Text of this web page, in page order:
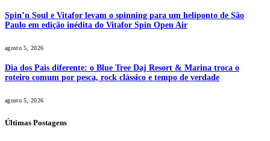
Spin’n Soul e Vitafor levam o spinning para um heliponto de São
Paulo em edição inédita do Vitafor Spin Open Air
agosto 5, 2026
Dia dos Pais diferente: o Blue Tree Daj Resort & Marina troca o
roteiro comum por pesca, rock clássico e tempo de verdade
agosto 5, 2026
Últimas Postagens